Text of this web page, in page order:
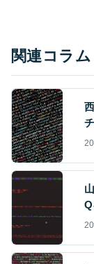
関連コラム